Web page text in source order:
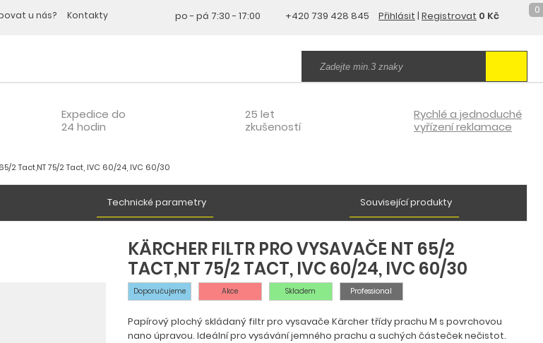
u nás? Kontakty po - pá 7:30 - 17:00 +420 739 428 845 Přihlásit | Registrovat 0 Kč 0
Expedice do
24 hodin
25 let
zkušeností
Rychlé a jednoduché
vyřízení reklamace
2 Tact,NT 75/2 Tact, IVC 60/24, IVC 60/30
Technické parametry Související produkty
KÄRCHER FILTR PRO VYSAVAČE NT 65/2
TACT,NT 75/2 TACT, IVC 60/24, IVC 60/30
Doporučujeme Akce Skladem Professional
Papírový plochý skládaný filtr pro vysavače Kärcher třídy prachu M s povrchovou
nano úpravou. Ideální pro vysávání jemného prachu a suchých částeček nečistot.